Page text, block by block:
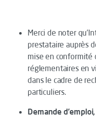
Merci de noter
prestataire auprès
mise en conformité
réglementaires en
dans le cadre de
particuliers.
Demande